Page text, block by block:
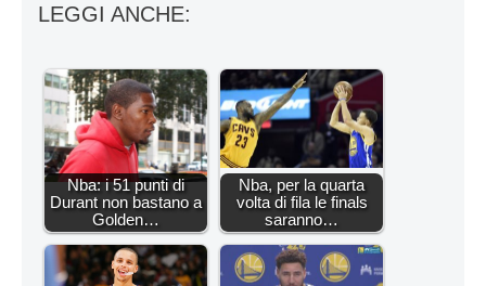
LEGGI ANCHE:
Nba: i 51 punti di
Durant non bastano a
Golden…
Nba, per la quarta
volta di fila le finals
saranno…